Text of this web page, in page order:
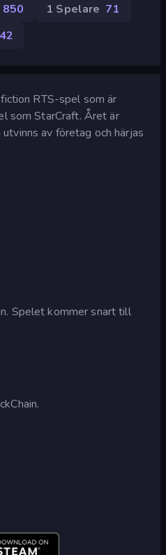
850 1 Spelare 71
42
RTS-spel som är
som StarCraft. Året är
av företag och härjas
Spelet kommer snart till